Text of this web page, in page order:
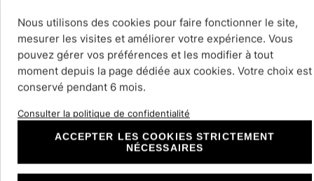
mariage fleurs
séchées ivoire et
cama…
9,90€
Carte
félicitations
Bienvenue notre
1,50€
Nous utilisons des cookies pour faire fonctionner le site,
mesurer les visites et améliorer votre expérience. Vous
pouvez gérer vos préférences et les modifier à tout
moment depuis la page dédiée aux cookies. Votre choix est
conservé pendant 6 mois.
Consulter la politique de confidentialité
ACCEPTER LES COOKIES STRICTEMENT
NÉCESSAIRES